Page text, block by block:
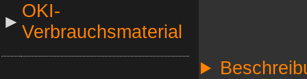
►
OKI-
Verbrauchsmaterial